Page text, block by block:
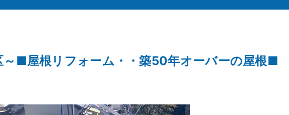
■屋根リフォーム・・築50年オーバーの屋根■